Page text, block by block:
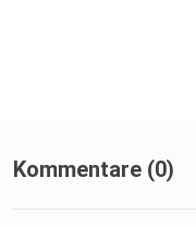
Kommentare (0)